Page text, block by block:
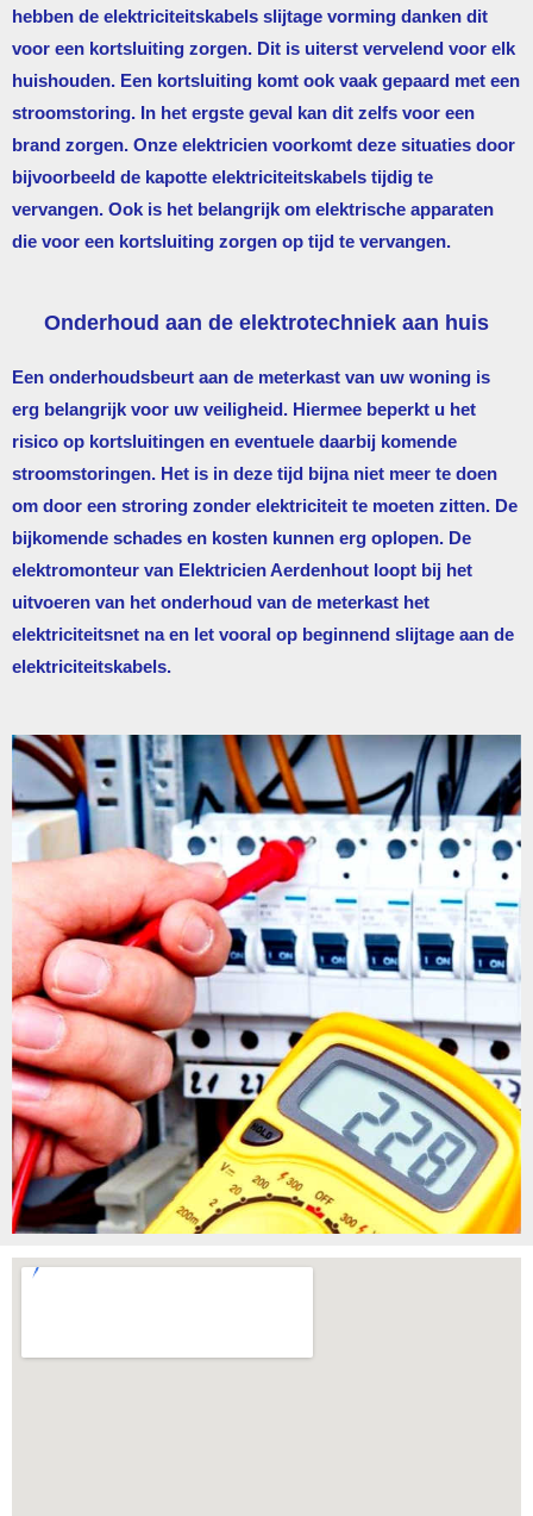
hebben de elektriciteitskabels slijtage vorming danken dit
voor een kortsluiting zorgen. Dit is uiterst vervelend voor elk
huishouden. Een kortsluiting komt ook vaak gepaard met een
stroomstoring. In het ergste geval kan dit zelfs voor een
brand zorgen. Onze elektricien voorkomt deze situaties door
bijvoorbeeld de kapotte elektriciteitskabels tijdig te
vervangen. Ook is het belangrijk om elektrische apparaten
die voor een kortsluiting zorgen op tijd te vervangen.
Onderhoud aan de elektrotechniek aan huis
Een onderhoudsbeurt aan de meterkast van uw woning is
erg belangrijk voor uw veiligheid. Hiermee beperkt u het
risico op kortsluitingen en eventuele daarbij komende
stroomstoringen. Het is in deze tijd bijna niet meer te doen
om door een stroring zonder elektriciteit te moeten zitten. De
bijkomende schades en kosten kunnen erg oplopen. De
elektromonteur van Elektricien Aerdenhout loopt bij het
uitvoeren van het onderhoud van de meterkast het
elektriciteitsnet na en let vooral op beginnend slijtage aan de
elektriciteitskabels.